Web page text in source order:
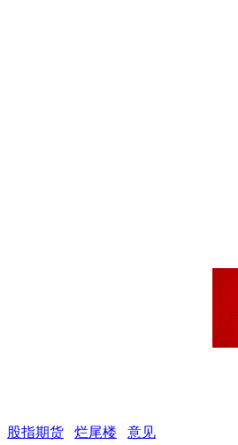
股指期货 烂尾楼
意见